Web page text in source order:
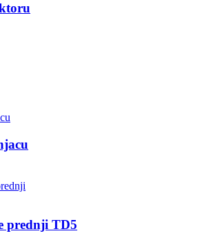
prednji TD5